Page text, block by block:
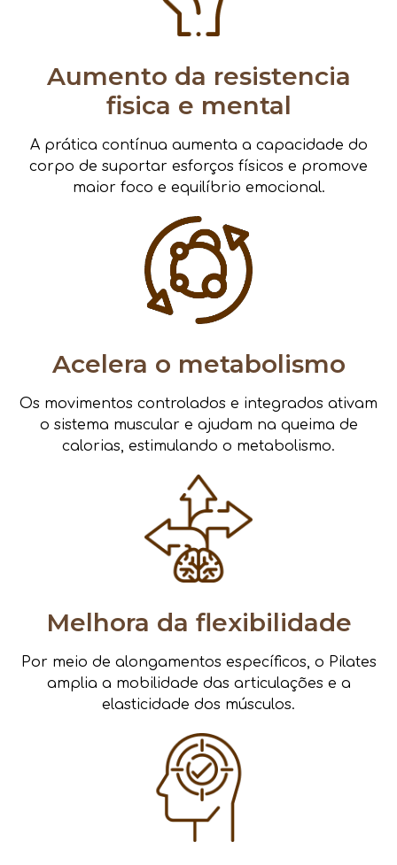
Aumento da resistencia
fisica e mental
A prática contínua aumenta a capacidade do
corpo de suportar esforços físicos e promove
maior foco e equilíbrio emocional.
Acelera o metabolismo
Os movimentos controlados e integrados ativam
o sistema muscular e ajudam na queima de
calorias, estimulando o metabolismo.
Melhora da flexibilidade
Por meio de alongamentos específicos, o Pilates
amplia a mobilidade das articulações e a
elasticidade dos músculos.